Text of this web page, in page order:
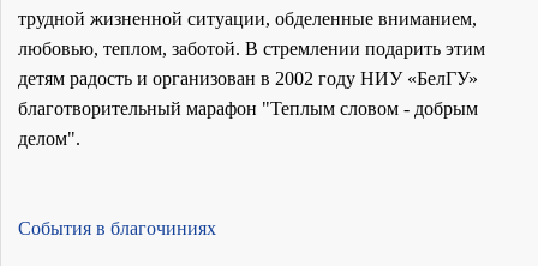
трудной жизненной ситуации, обделенные вниманием,
любовью, теплом, заботой. В стремлении подарить этим
детям радость и организован в 2002 году НИУ «БелГУ»
благотворительный марафон "Теплым словом - добрым
делом".
События в благочиниях